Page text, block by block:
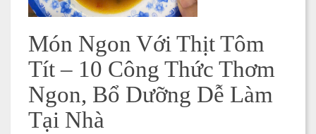
Món Ngon Với Thịt Tôm
Tít – 10 Công Thức Thơm
Ngon, Bổ Dưỡng Dễ Làm
Tại Nhà